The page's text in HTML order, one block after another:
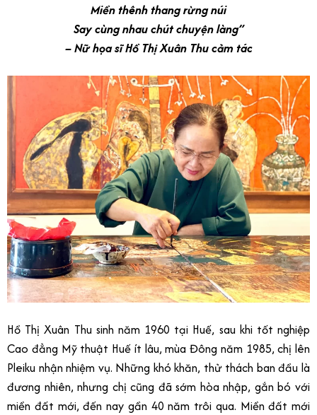
Miền thênh thang rừng núi
Say cùng nhau chút chuyện làng”
– Nữ họa sĩ Hồ Thị Xuân Thu cảm tác
Hồ Thị Xuân Thu sinh năm 1960 tại Huế, sau khi tốt nghiệp
Cao đẳng Mỹ thuật Huế ít lâu, mùa Đông năm 1985, chị lên
Pleiku nhận nhiệm vụ. Những khó khăn, thử thách ban đầu là
đương nhiên, nhưng chị cũng đã sớm hòa nhập, gắn bó với
miền đất mới, đến nay gần 40 năm trôi qua. Miền đất mới